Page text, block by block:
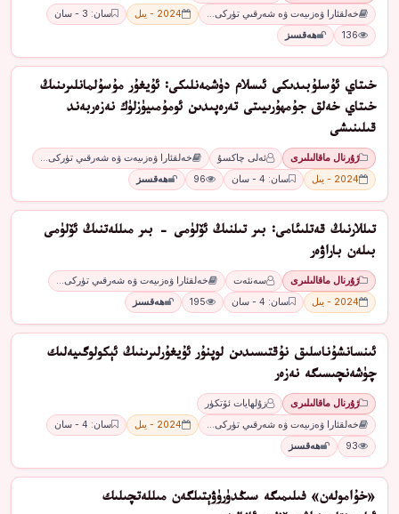
خەلقئارا ۋەزىيەت ۋە شەرقىي تۈركى…
2024 - يىل
سان: 3 - سان
136
ھەقسىز
خىتاي ئۇسلۇبىدىكى ئىسلام دۈشمەنلىكى: ئۇيغۇر مۇسۇلمانلىرىنىڭ
خىتاي خەلق جۇمھۇرىيىتى تەرەپىدىن ئومۇمىيۈزلۈك نەزەربەند
قىلىنىشى
ژۇرنال ماقالىلىرى ئەلى چاكسۇ
خەلقئارا ۋەزىيەت ۋە شەرقىي تۈركى…
2024 - يىل
سان: 4 - سان 96 ھەقسىز
تىللارنىڭ قەتلىئامى: بىر تىلنىڭ ئۆلۈمى - بىر مىللەتنىڭ ئۆلۈمى
بىلەن باراۋەر
ژۇرنال ماقالىلىرى سەنئەت
خەلقئارا ۋەزىيەت ۋە شەرقىي تۈركى…
2024 - يىل
سان: 4 - سان 195 ھەقسىز
ئىنسانشۇناسلىق نۇقتىسىدىن لوپنۇر ئۇيغۇرلىرىنىڭ ئېكولوگىيەلىك
چۈشەنچىسىگە نەزەر
ژۇرنال ماقالىلىرى
زۇلھايات ئۆتكۈر
خەلقئارا ۋەزىيەت ۋە شەرقىي تۈركى…
2024 - يىل
سان: 4 - سان
93
ھەقسىز
«خۇامولەن» فىلىمىگە سىڭدۈرۈۋېتىلگەن مىللەتچىلىك